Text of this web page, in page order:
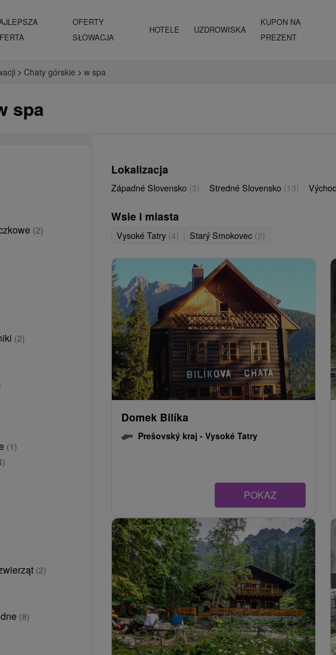
OFERTY
SŁOWACJA
HOTELE UZDROWISKA
KUPON NA
PREZENT
Chaty górskie w spa
spa
(2)
(2)
(1)
(2)
(8)
Lokalizacja
Západné Slovensko (3) Stredné Slovensko (13)
Wsie i miasta
Vysoké Tatry (4) Starý Smokovec (2)
Domek Bilíka
Prešovský kraj - Vysoké Tatry
POKAZ